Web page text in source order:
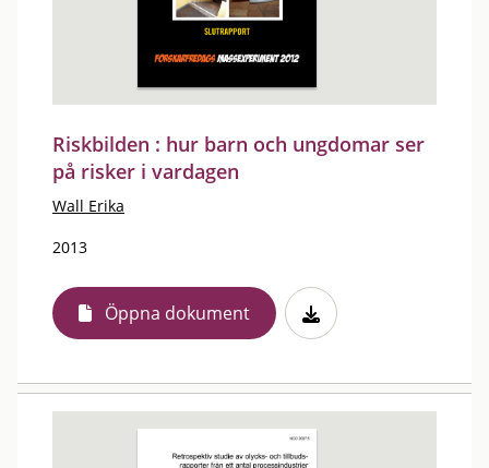
Riskbilden : hur barn och ungdomar ser
på risker i vardagen
Wall Erika
2013
Öppna dokument